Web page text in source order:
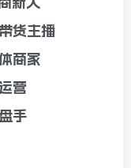
货主播
商家
营
手